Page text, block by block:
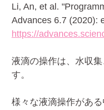
Li, An, et al.
Advances 6.7 (2020):
https://
液滴の操作は、水収
す。
様々な液滴操作があ